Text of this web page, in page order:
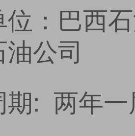
：巴西
公司
期: 两年